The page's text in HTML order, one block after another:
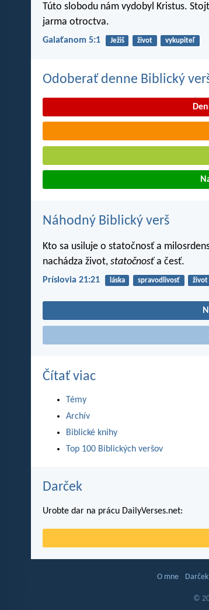
Túto slobodu nám vydobyl Kristus.
jarma otroctva.
Galaťanom 5:1 Ježiš život vykupiteľ
Odoberať denne Biblický
Náhodný Biblický verš
Kto sa usiluje o statočnosť a
nachádza život, statočnosťa česť.
Príslovia 21:21 láska spravodlivosť život
Čítať viac
Témy
Archív
Biblické knihy
Top 100 Biblických veršov
Darček
Urobte dar na prácu DailyVerses.net:
O mne Darček
©